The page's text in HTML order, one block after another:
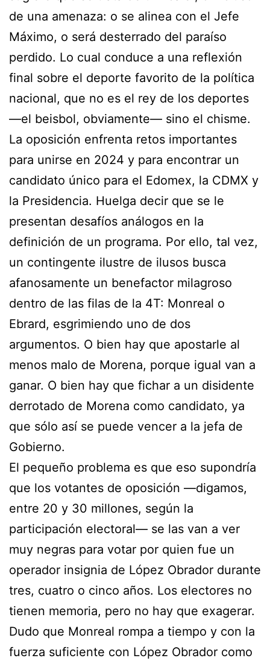
de una amenaza: o se alinea con el Jefe
Máximo, o será desterrado del paraíso
perdido. Lo cual conduce a una reflexión
final sobre el deporte favorito de la política
nacional, que no es el rey de los deportes
—el beisbol, obviamente— sino el chisme.
La oposición enfrenta retos importantes
para unirse en 2024 y para encontrar un
candidato único para el Edomex, la CDMX y
la Presidencia. Huelga decir que se le
presentan desafíos análogos en la
definición de un programa. Por ello, tal vez,
un contingente ilustre de ilusos busca
afanosamente un benefactor milagroso
dentro de las filas de la 4T: Monreal o
Ebrard, esgrimiendo uno de dos
argumentos. O bien hay que apostarle al
menos malo de Morena, porque igual van a
ganar. O bien hay que fichar a un disidente
derrotado de Morena como candidato, ya
que sólo así se puede vencer a la jefa de
Gobierno.
El pequeño problema es que eso supondría
que los votantes de oposición —digamos,
entre 20 y 30 millones, según la
participación electoral— se las van a ver
muy negras para votar por quien fue un
operador insignia de López Obrador durante
tres, cuatro o cinco años. Los electores no
tienen memoria, pero no hay que exagerar.
Dudo que Monreal rompa a tiempo y con la
fuerza suficiente con López Obrador como